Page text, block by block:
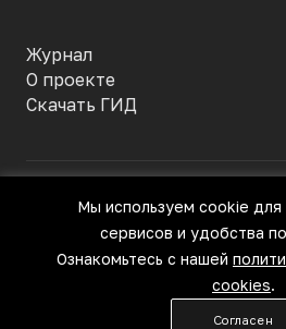
Мы используем cookie для
сервисов и удобства
Ознакомьтесь с нашей
cookies.
Согласен
Журнал
О проекте
Скачать ГИД
Пользовательское соглашение
18+
© Большое Русское Вино,
Все права защищены